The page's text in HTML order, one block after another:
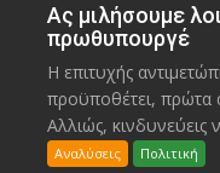
Ας μιλήσουμε
πρωθυπουργέ
Η επιτυχής
προϋποθέτει, πρώτα
Αλλιώς, κινδυνεύεις
Αναλύσεις Πολιτική